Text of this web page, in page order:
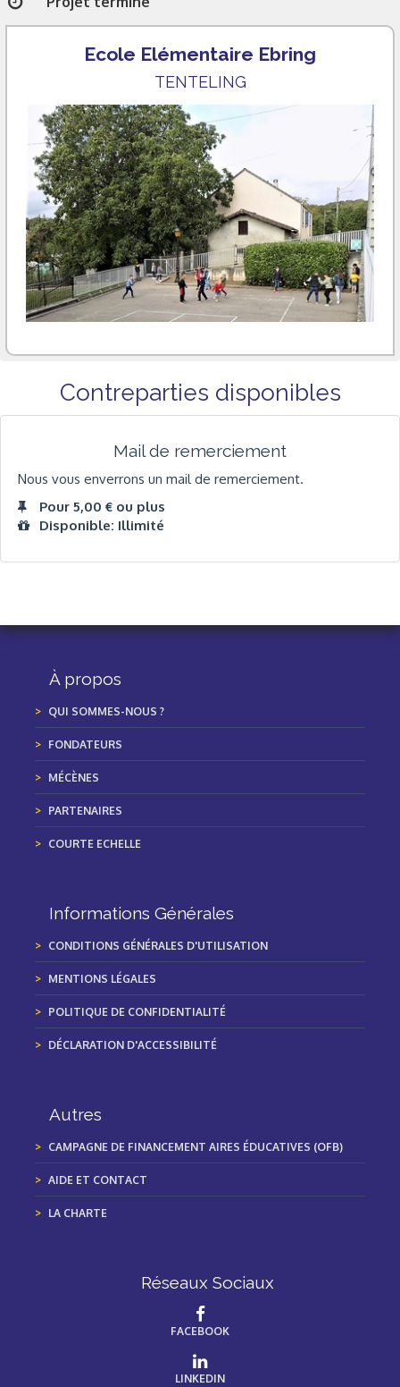
Ecole Elémentaire Ebring
TENTELING
Contreparties disponibles
Mail de remerciement
Nous vous enverrons un mail de remerciement.
Pour 5,00 € ou plus
Disponible: Illimité
À propos
QUI SOMMES-NOUS ?
FONDATEURS
MÉCÈNES
PARTENAIRES
COURTE ECHELLE
Informations Générales
CONDITIONS GÉNÉRALES D'UTILISATION
MENTIONS LÉGALES
POLITIQUE DE CONFIDENTIALITÉ
DÉCLARATION D'ACCESSIBILITÉ
Autres
CAMPAGNE DE FINANCEMENT AIRES ÉDUCATIVES (OFB)
AIDE ET CONTACT
LA CHARTE
Réseaux Sociaux
FACEBOOK
LINKEDIN